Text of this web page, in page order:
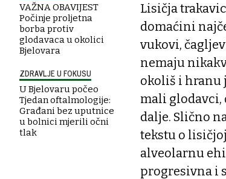
VAŽNA OBAVIJEST
Počinje proljetna
borba protiv
glodavaca u okolici
Bjelovara
ZDRAVLJE U FOKUSU
U Bjelovaru počeo
Tjedan oftalmologije:
Građani bez uputnice
u bolnici mjerili očni
tlak
Lisičja
domaćini
vukovi,
nemaju
okoliš i hranu
mali glodavci,
dalje. Slično
tekstu o
alveolarnu
progresivna i